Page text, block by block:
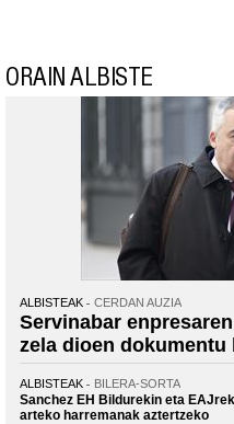
ORAIN ALBISTE
ALBISTEAK CERDAN AUZIA
Servinabar
zela dioen dokumentu
ALBISTEAK BILERA-SORTA
Sanchez EH Bildurekin eta
arteko harremanak aztertzeko